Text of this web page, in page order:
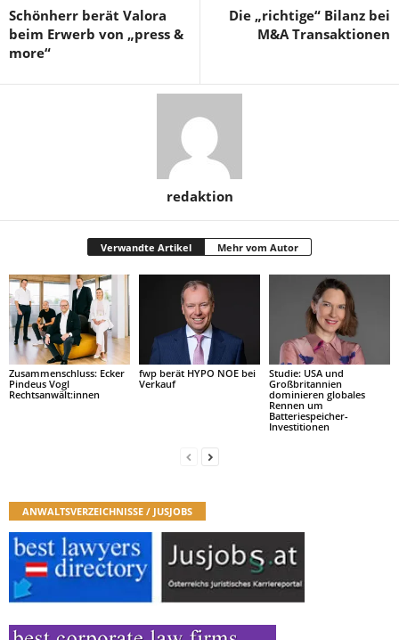
Schönherr berät Valora
beim Erwerb von „press &
more“
Die „richtige“ Bilanz bei
M&A Transaktionen
redaktion
Verwandte Artikel Mehr vom Autor
Zusammenschluss: Ecker
Pindeus Vogl
Rechtsanwält:innen
fwp berät HYPO NOE bei
Verkauf
Studie: USA und
Großbritannien
dominieren globales
Rennen um
Batteriespeicher-
Investitionen
ANWALTSVERZEICHNISSE / JUSJOBS